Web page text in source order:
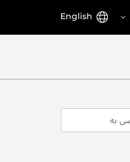
اللغة English